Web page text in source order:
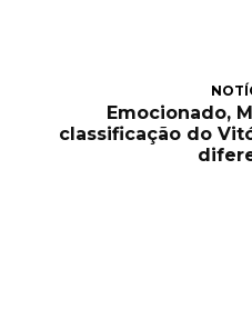
Emocionado,
classificação do